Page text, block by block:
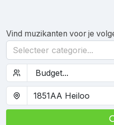
Vind muzikanten voor je
Selecteer categorie...